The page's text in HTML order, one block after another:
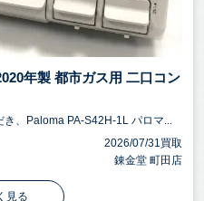
年製 都市ガス用 二口コン
、Paloma PA-S42H-1L パロマ...
2026/07/31買取
錬金堂 町田店
見る